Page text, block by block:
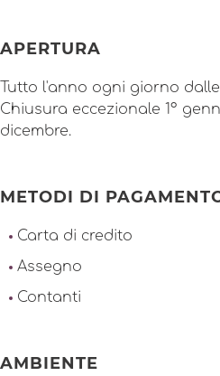
APERTURA
Tutto l'anno ogni giorno dalle
Chiusura eccezionale 1°
dicembre.
METODI DI
Carta di credito
Assegno
Contanti
AMBIENTE